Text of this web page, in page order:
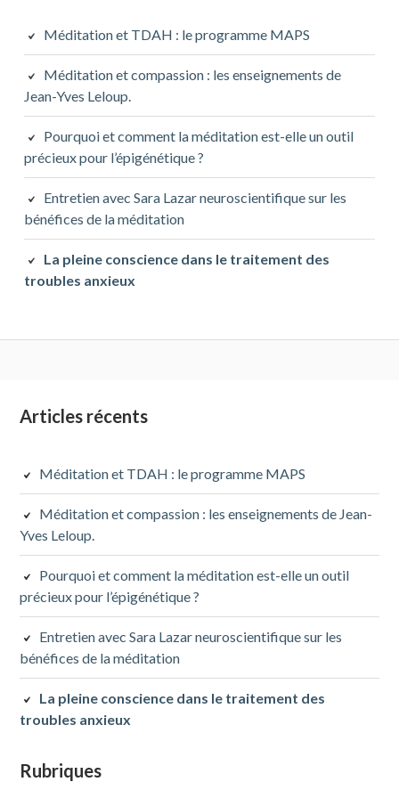
Méditation et TDAH : le programme MAPS
Méditation et compassion : les enseignements de
Jean-Yves Leloup.
Pourquoi et comment la méditation est-elle un outil
précieux pour l’épigénétique ?
Entretien avec Sara Lazar neuroscientifique sur les
bénéfices de la méditation
La pleine conscience dans le traitement des
troubles anxieux
Colonne
subsidiaire
Articles récents
Méditation et TDAH : le programme MAPS
Méditation et compassion : les enseignements de Jean-
Yves Leloup.
Pourquoi et comment la méditation est-elle un outil
précieux pour l’épigénétique ?
Entretien avec Sara Lazar neuroscientifique sur les
bénéfices de la méditation
La pleine conscience dans le traitement des
troubles anxieux
Rubriques